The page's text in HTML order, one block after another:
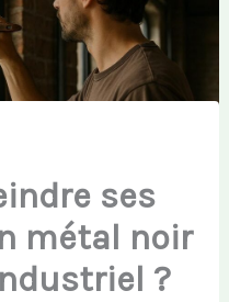
ses
métal noir
?